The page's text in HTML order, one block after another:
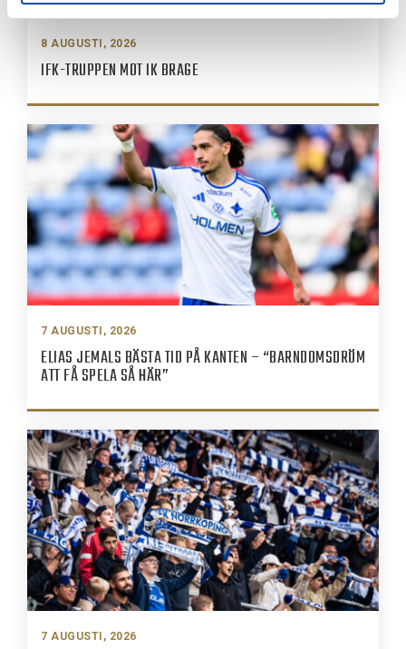
8 AUGUSTI, 2026
IFK-TRUPPEN MOT IK BRAGE
7 AUGUSTI, 2026
ELIAS JEMALS BÄSTA TID PÅ KANTEN – “BARNDOMSDRÖM
ATT FÅ SPELA SÅ HÄR”
7 AUGUSTI, 2026